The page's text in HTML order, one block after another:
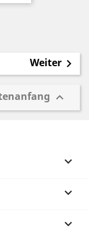
Weiter 



